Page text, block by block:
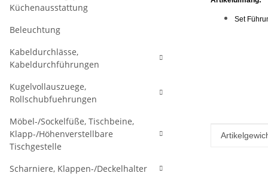
Set
Wert
Küchenausstattung
Beleuchtung
Kabeldurchlässe,
Kabeldurchführungen
Kugelvollauszuege,
Rollschubfuehrungen
Möbel-/Sockelfüße, Tischbeine,
Klapp-/Höhenverstellbare
Tischgestelle
Scharniere, Klappen-/Deckelhalter